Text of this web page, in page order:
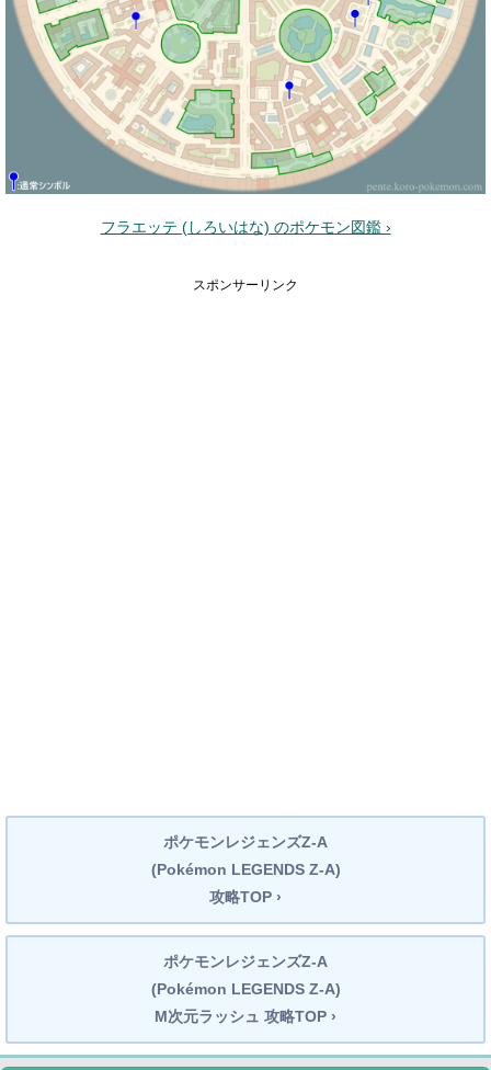
フラエッテ (しろいはな) のポケモン図鑑 ›
スポンサーリンク
ポケモンレジェンズZ-A
(Pokémon LEGENDS Z-A)
攻略TOP ›
ポケモンレジェンズZ-A
(Pokémon LEGENDS Z-A)
M次元ラッシュ 攻略TOP ›